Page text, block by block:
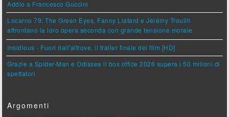
Addio a Francesco Guccini
Locarno 79: The Green Eyes, Fanny Liatard e Jérémy Trouilh
affrontano la loro opera seconda con grande tensione morale
Insidious - Fuori dall'altrove, il trailer finale del film [HD]
Grazie a Spider-Man e Odissea il box office 2026 supera i 50 milioni di
spettatori
Argomenti